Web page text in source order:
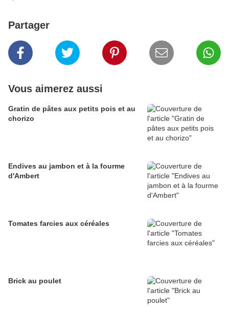
Partager
Vous aimerez aussi
Gratin de pâtes aux petits pois et au
chorizo
Endives au jambon et à la fourme
d'Ambert
Tomates farcies aux céréales
Brick au poulet